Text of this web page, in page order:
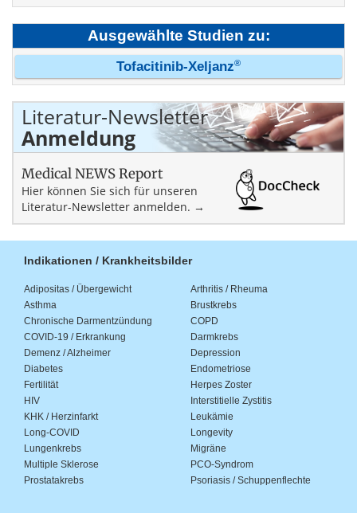
Ausgewählte Studien zu:
Tofacitinib-Xeljanz®
Literatur-Newsletter
Anmeldung
Medical NEWS Report
Hier können Sie sich für unseren
Literatur-Newsletter anmelden. →
Indikationen / Krankheitsbilder
Adipositas / Übergewicht
Arthritis / Rheuma
Asthma
Brustkrebs
Chronische Darmentzündung
COPD
COVID-19 / Erkrankung
Darmkrebs
Demenz / Alzheimer
Depression
Diabetes
Endometriose
Fertilität
Herpes Zoster
HIV
Interstitielle Zystitis
KHK / Herzinfarkt
Leukämie
Long-COVID
Longevity
Lungenkrebs
Migräne
Multiple Sklerose
PCO-Syndrom
Prostatakrebs
Psoriasis / Schuppenflechte